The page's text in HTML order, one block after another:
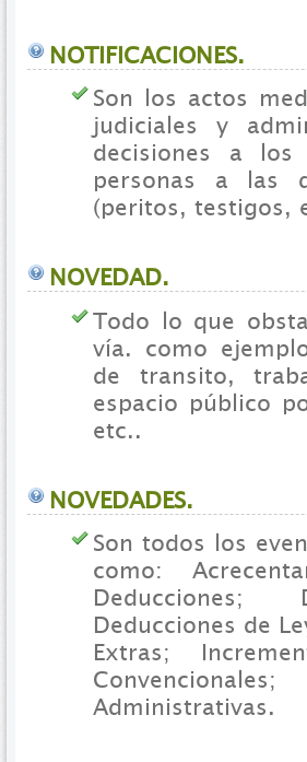
NOTIFICACIONES.
Son los actos
judiciales y
decisiones a
personas a las
(peritos, testigos,
NOVEDAD.
Todo lo que
vía. como
de transito,
espacio público
etc..
NOVEDADES.
Son todos los
como:
Deducciones;
Deducciones de
Extras;
Administrativas.